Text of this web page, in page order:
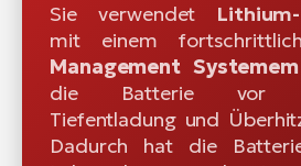
Sie verwendet Lithium-
mit einem
Management Systemem
die Batterie vor
Tiefentladung und
Dadurch hat die